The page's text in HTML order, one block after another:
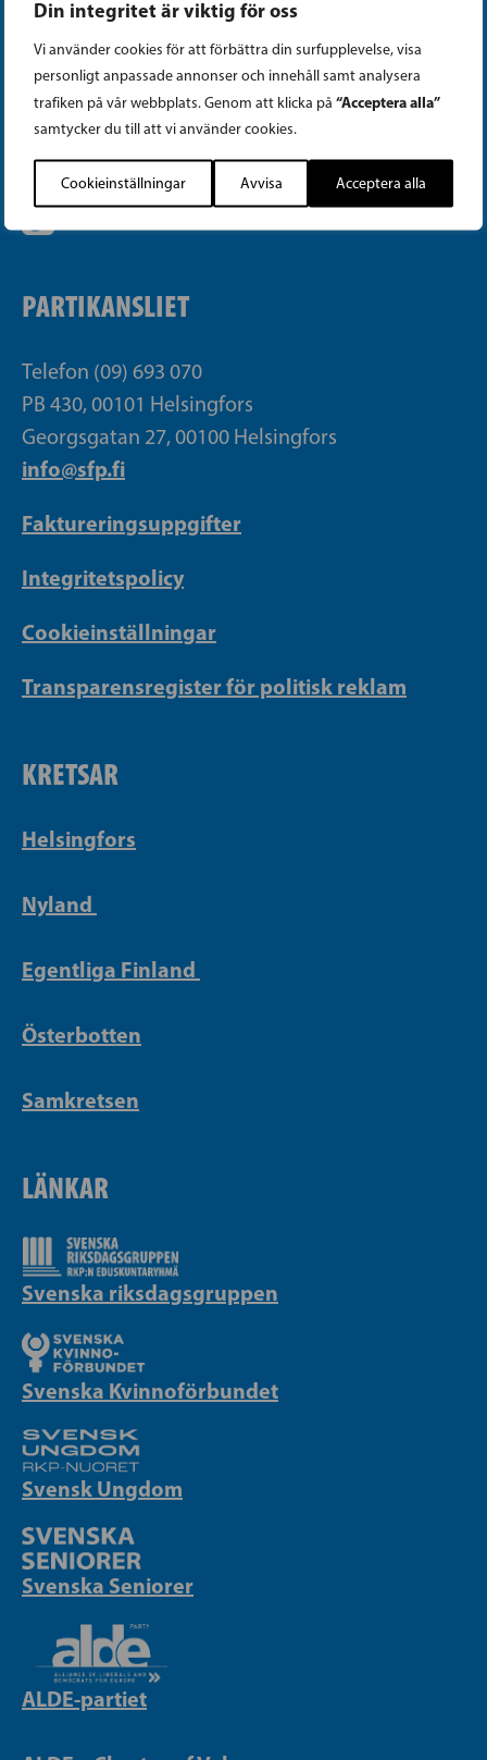
Din integritet är viktig för oss
Vi använder cookies för att förbättra din surfupplevelse, visa
personligt anpassade annonser och innehåll samt analysera
trafiken på vår webbplats. Genom att klicka på “Acceptera alla”
samtycker du till att vi använder cookies.
Cookieinställningar Avvisa Acceptera alla
Instagram
Facebook
Tiktok
PARTIKANSLIET
Telefon (09) 693 070
PB 430, 00101 Helsingfors
Georgsgatan 27, 00100 Helsingfors
info@sfp.fi
Faktureringsuppgifter
Integritetspolicy
Cookieinställningar
Transparensregister för politisk reklam
KRETSAR
Helsingfors
Nyland
Egentliga Finland
Österbotten
Samkretsen
LÄNKAR
Svenska riksdagsgruppen
Svenska Kvinnoförbundet
Svensk Ungdom
Svenska Seniorer
ALDE-partiet